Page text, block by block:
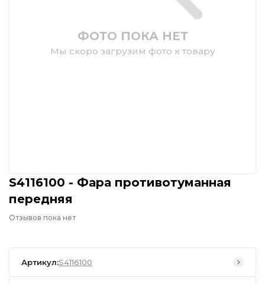
ФОТО ПОКА НЕТ
Мы скоро загрузим фото к товару
S4116100 - Фара противотуманная
передняя
Отзывов пока нет
Артикул:S4116100